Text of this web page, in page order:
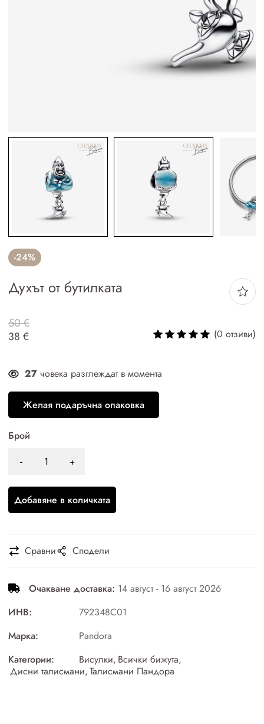
-24%
Духът от бутилката
50 €
38 €
(0 отзиви)
27 човека разглеждат в момента
Желая подаръчна опаковка
Брой
Добавяне в количката
Сравни Сподели
Очакване доставка: 14 август - 16 август 2026
ИНВ:
792348C01
Марка:
Pandora
Категории:
Висулки, Всички бижута,
Дисни талисмани,Талисмани Пандора